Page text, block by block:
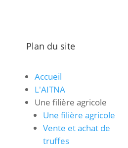
Plan du site
Accueil
L'AITNA
Une filière agricole
Une filière agricole
Vente et achat de
truffes